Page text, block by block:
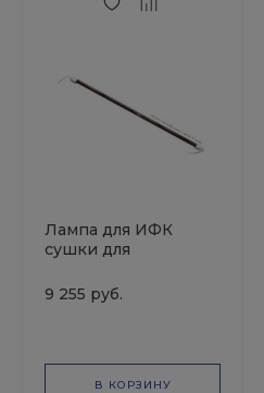
Лампа для ИФК
сушки для
длина 525мм
Русский Мастер
9 255 руб.
В КОРЗИНУ